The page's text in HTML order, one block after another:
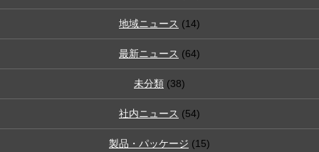
地域ニュース (14)
最新ニュース (64)
未分類 (38)
社内ニュース (54)
製品・パッケージ (15)